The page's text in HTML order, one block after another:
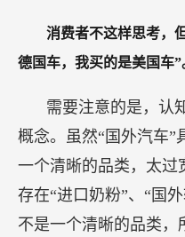
消费者不这样思考，
德国车，我买的是美国车”
需要注意的是，认
概念。虽然“国外汽车”
一个清晰的品类，太过
存在“进口奶粉”、“国
不是一个清晰的品类，